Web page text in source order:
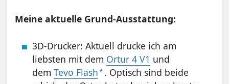
Meine aktuelle Grund-Ausstattung:
3D-Drucker: Aktuell drucke ich am
liebsten mit dem Ortur 4 V1 und
demTevo Flash . Optisch sind beide